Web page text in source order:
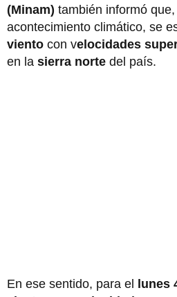
(Minam) también informó
acontecimiento climático, se
viento con velocidades
en la sierra norte del país.
En ese sentido, para el lunes